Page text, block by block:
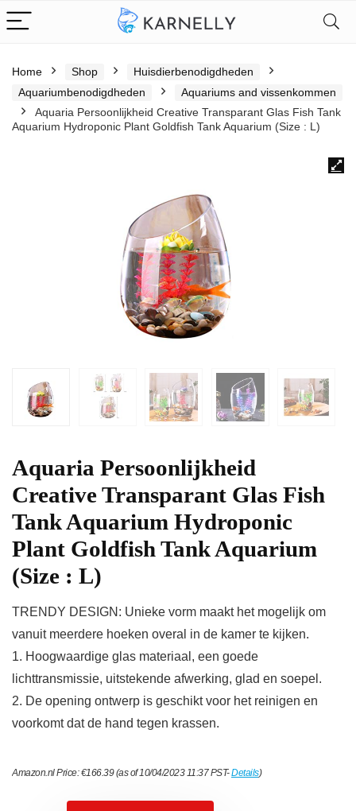
Home Shop
Huisdierbenodigdheden
Aquariumbenodigdheden
Aquariums and vissenkommen
Aquaria Persoonlijkheid Creative Transparant Glas Fish Tank
Aquarium Hydroponic Plant Goldfish Tank Aquarium (Size : L)
Aquaria Persoonlijkheid
Creative Transparant Glas Fish
Tank Aquarium Hydroponic
Plant Goldfish Tank Aquarium
(Size : L)
TRENDY DESIGN: Unieke vorm maakt het mogelijk om
vanuit meerdere hoeken overal in de kamer te kijken.
1. Hoogwaardige glas materiaal, een goede
lichttransmissie, uitstekende afwerking, glad en soepel.
2. De opening ontwerp is geschikt voor het reinigen en
voorkomt dat de hand tegen krassen.
Amazon.nl Price:€166.39(as of 10/04/2023 11:37 PST-Details)